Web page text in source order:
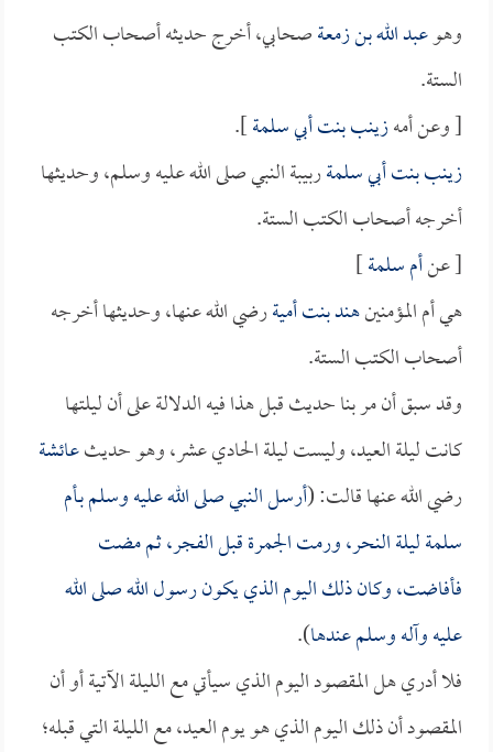
وهوعبد الله بن زمعةصحابي، أخرج حديثه أصحاب الكتب
الستة.
[ وعن أمهزينب بنت أبي سلمة].
زينب بنت أبي سلمةربيبة النبي صلى الله عليه وسلم، وحديثها
أخرجه أصحاب الكتب الستة.
[ عنأم سلمة]
هي أم المؤمنينهند بنت أميةرضي الله عنها، وحديثها أخرجه
أصحاب الكتب الستة.
وقد سبق أن مر بنا حديث قبل هذا فيه الدلالة على أن ليلتها
كانت ليلة العيد، وليست ليلة الحادي عشر، وهو حديثعائشة
رضي الله عنها قالت: (أرسل النبي صلى الله عليه وسلم بـأم
سلمةليلة النحر، ورمت الجمرة قبل الفجر، ثم مضت
فأفاضت، وكان ذلك اليوم الذي يكون رسول الله صلى الله
عليه وآله وسلم عندها).
فلا أدري هل المقصود اليوم الذي سيأتي مع الليلة الآتية أو أن
المقصود أن ذلك اليوم الذي هو يوم العيد، مع الليلة التي قبله؛